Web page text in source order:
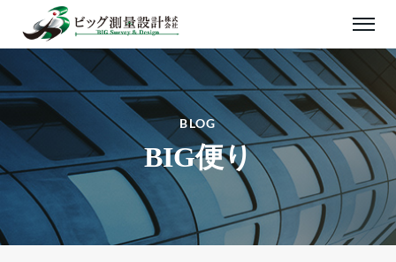
BLOG
BIG便り